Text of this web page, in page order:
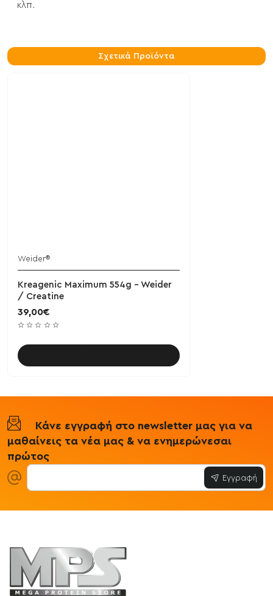
κλπ.
Σχετικά Προϊόντα
Weider®
Kreagenic Maximum 554g - Weider
/ Creatine
39,00€
Κάνε εγγραφή στο newsletter μας για να
μαθαίνεις τα νέα μας & να ενημερώνεσαι
πρώτος
Εγγραφή